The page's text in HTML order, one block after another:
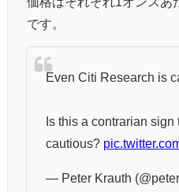
です。
Even Citi Research is
Is this a contrarian sign
cautious?
— Peter Krauth